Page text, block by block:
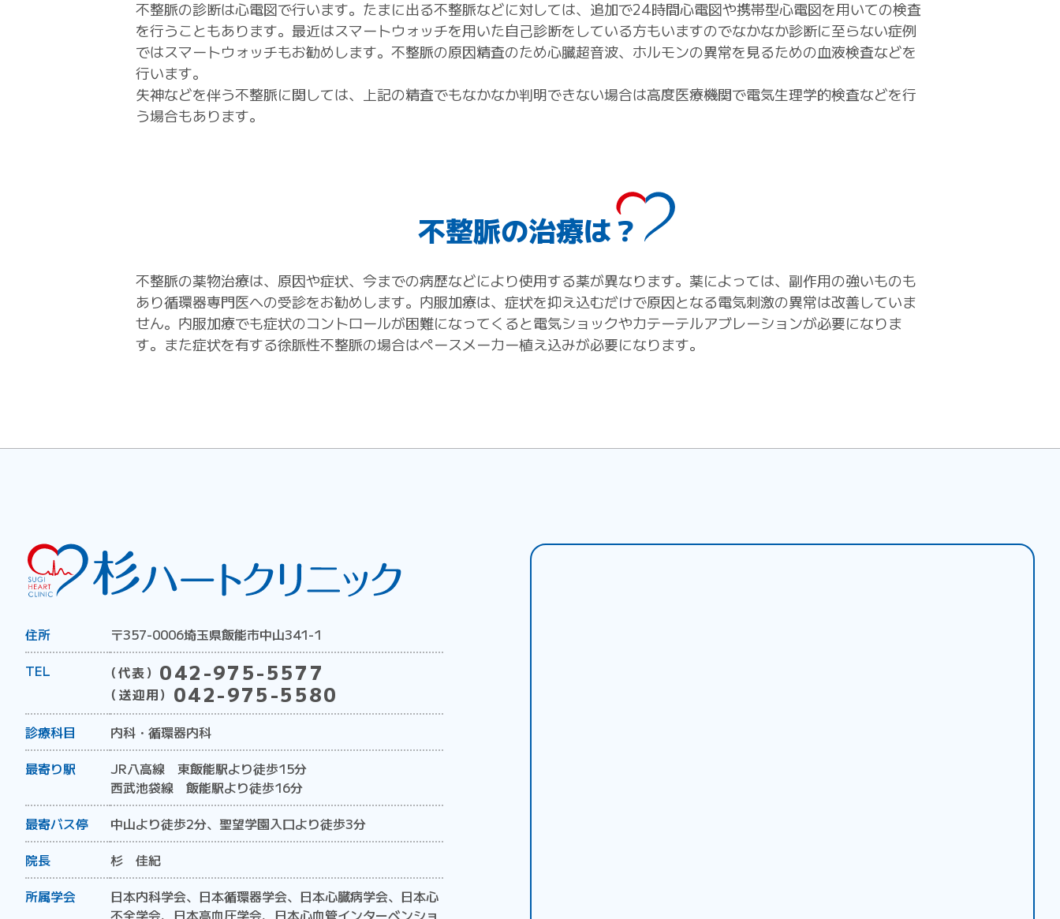
不整脈の診断は心電図で行います。たまに出る不整脈などに対しては、追加で24時間心電図や携帯型心電図を用いての検査
を行うこともあります。最近はスマートウォッチを用いた自己診断をしている方もいますのでなかなか診断に至らない症例
ではスマートウォッチもお勧めします。不整脈の原因精査のため心臓超音波、ホルモンの異常を見るための血液検査などを
行います。
失神などを伴う不整脈に関しては、上記の精査でもなかなか判明できない場合は高度医療機関で電気生理学的検査などを行
う場合もあります。
不整脈の治療は？
不整脈の薬物治療は、原因や症状、今までの病歴などにより使用する薬が異なります。薬によっては、副作用の強いものも
あり循環器専門医への受診をお勧めします。内服加療は、症状を抑え込むだけで原因となる電気刺激の異常は改善していま
せん。内服加療でも症状のコントロールが困難になってくると電気ショックやカテーテルアブレーションが必要になりま
す。また症状を有する徐脈性不整脈の場合はペースメーカー植え込みが必要になります。
住所 〒357-0006埼玉県飯能市中山341-1
TEL
（代表） 042-975-5577
（送迎用） 042-975-5580
診療科目
内科・循環器内科
最寄り駅
JR八高線 東飯能駅より徒歩15分
西武池袋線 飯能駅より徒歩16分
最寄バス停
中山より徒歩2分、聖望学園入口より徒歩3分
院長
杉 佳紀
所属学会
日本内科学会、日本循環器学会、日本心臓病学会、日本心
不全学会、日本高血圧学会、日本心血管インターベンショ